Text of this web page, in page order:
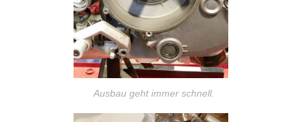
Ausbau geht immer schnell.